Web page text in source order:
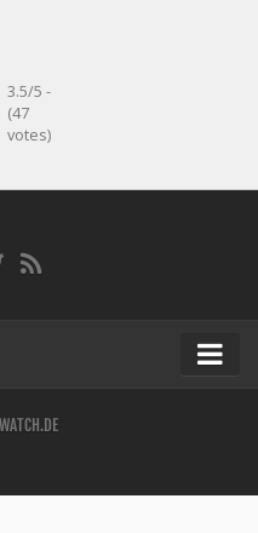
3.5/5 -
(47
votes)